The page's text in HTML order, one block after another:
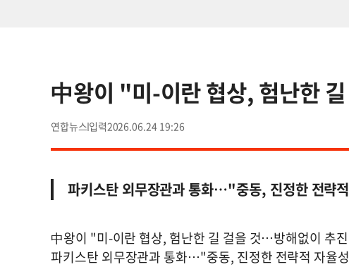
中왕이 "미-이란 협상, 험난한
연합뉴스 2026.06.24 19:26
파키스탄 외무장관과 통화…"중동, 진정한 전략
中왕이 "미-이란 협상, 험난한 길 걸을 것…방해없이 추
파키스탄 외무장관과 통화…"중동, 진정한 전략적 자율